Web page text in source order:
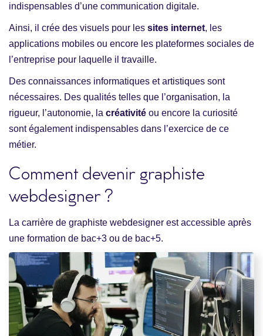
indispensables d’une communication digitale.
Ainsi, il crée des visuels pour les sites internet, les
applications mobiles ou encore les plateformes sociales de
l’entreprise pour laquelle il travaille.
Des connaissances informatiques et artistiques sont
nécessaires. Des qualités telles que l’organisation, la
rigueur, l’autonomie, la créativité ou encore la curiosité
sont également indispensables dans l’exercice de ce
métier.
Comment devenir graphiste
webdesigner ?
La carrière de graphiste webdesigner est accessible après
une formation de bac+3 ou de bac+5.